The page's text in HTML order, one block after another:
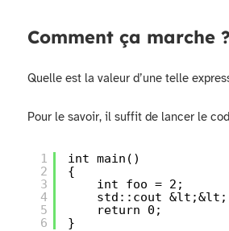
Comment ça marche ?
Quelle est la valeur d’une telle
Pour le savoir, il suffit de lancer le
1
2
3
4
5
6
int main()
{
int foo = 2;
std::cout
return 0;
}